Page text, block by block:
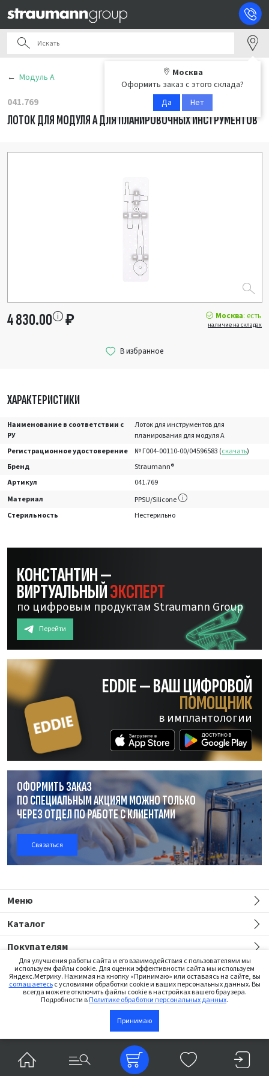
Москва
Оформить заказ с этого склада?
Да
Нет
Модуль А
041.769
ЛОТОК ДЛЯ МОДУЛЯ А ДЛЯ ПЛАНИРОВОЧНЫХ ИНСТРУМЕНТОВ
ХАРАКТЕРИСТИКИ
Наименование в соответствии с
РУ
Лоток для инструментов для
планирования для модуля А
Регистрационное удостоверение
№ Г004-00110-00/04596583 (скачать)
Бренд
Straumann®
Артикул
041.769
Материал
PPSU/Silicone
Стерильность
Нестерильно
4 830.00 ₽ Москва: есть
наличие на складах
В корзину
КОНСТАНТИН —
ВИРТУАЛЬНЫЙЭКСПЕРТ
по цифровым продуктам Straumann Group
Перейти
EDDIE — ВАШ ЦИФРОВОЙ
ПОМОЩНИК
в имплантологии
ОФОРМИТЬ ЗАКАЗ
ПО СПЕЦИАЛЬНЫМ АКЦИЯМ МОЖНО ТОЛЬКО
ЧЕРЕЗ ОТДЕЛПО РАБОТЕС КЛИЕНТАМИ
Связаться
Меню
Каталог
Покупателям
Сайт предназначен только для медицинских работников
©2026 Institut Straumann AG
Для улучшения работы сайта и его взаимодействия с пользователями мы
используем файлы cookie. Для оценки эффективности сайта мы используем
Яндекс.Метрику. Нажимая на кнопку «Принимаю» или оставаясь на сайте, вы
соглашаетесьс условиями обработки cookie и ваших персональных данных. Вы
всегда можете отключить файлы cookie в настройках вашего браузера.
Подробности вПолитике обработки персональных данных.
Принимаю